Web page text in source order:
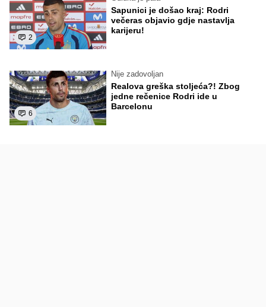
2
Sapunici je došao kraj: Rodri
večeras objavio gdje nastavlja
karijeru!
6
Nije zadovoljan
Realova greška stoljeća?! Zbog
jedne rečenice Rodri ide u
Barcelonu